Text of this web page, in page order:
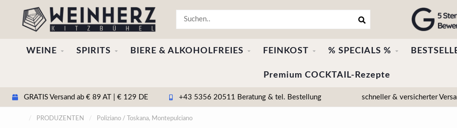
WEINE SPIRITS BIERE & ALKOHOLFREIES FEINKOST % SPECIALS %
Premium COCKTAIL-Rezepte
GRATIS Versand ab € 89 AT | € 129 DE +43 5356 20511 Beratung & tel. Bestellung schneller & versicherter
/ PRODUZENTEN / Poliziano / Toskana, Montepulciano